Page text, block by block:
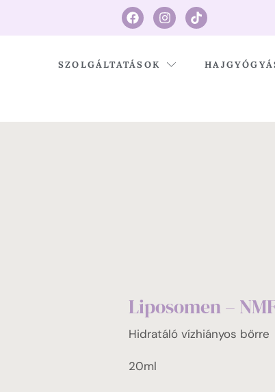
SZOLGÁLTATÁSOK
Liposomen –
Hidratáló vízhiányos bőrre
20ml